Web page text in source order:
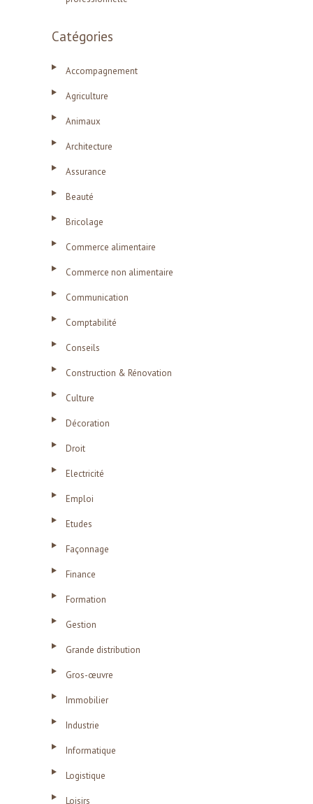
Catégories
Accompagnement
Agriculture
Animaux
Architecture
Assurance
Beauté
Bricolage
Commerce alimentaire
Commerce non alimentaire
Communication
Comptabilité
Conseils
Construction & Rénovation
Culture
Décoration
Droit
Electricité
Emploi
Etudes
Façonnage
Finance
Formation
Gestion
Grande distribution
Gros-œuvre
Immobilier
Industrie
Informatique
Logistique
Loisirs